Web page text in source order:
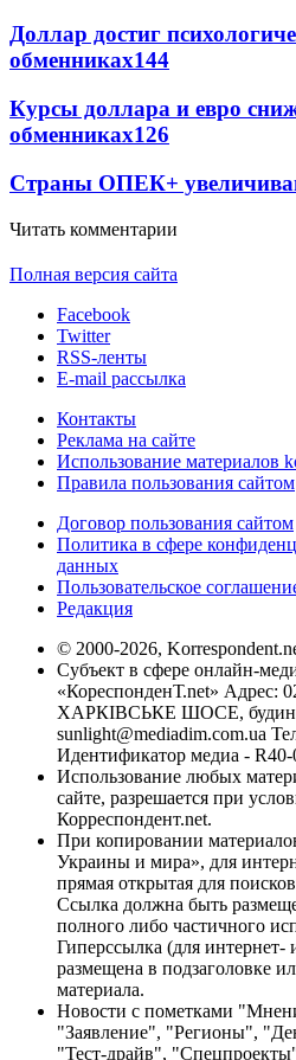
Доллар достиг
обменниках144
Курсы доллара и евро
обменниках126
Страны ОПЕК+
Читать комментарии
Полная версия сайта
Facebook
Twitter
RSS-ленты
E-mail рассылка
Контакты
Реклама на сайте
Использование материалов
Правила пользования сайтом
Договор пользования сайтом
Политика в сфере
данных
Пользовательское
Редакция
© 2000-2026,
Субъект в сфере онлайн-
«КореспонденТ.net» Адрес:
ХАРКІВСЬКЕ ШОСЕ,
sunlight@mediadim.com.ua
Идентификатор медиа - R40-
Использование любых
сайте, разрешается при
Корреспондент.net.
При копировании
Украины и мира», для
прямая открытая для
Ссылка должна быть
полного либо частичного
Гиперссылка (для
размещена в подзаголовке
материала.
Новости с пометками
"Заявление", "Регионы",
"Тест-драйв",